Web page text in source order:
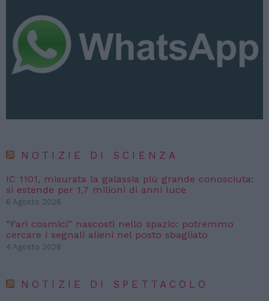
NOTIZIE DI SCIENZA
IC 1101, misurata la galassia più grande conosciuta:
si estende per 1,7 milioni di anni luce
6 Agosto 2026
“Fari cosmici” nascosti nello spazio: potremmo
cercare i segnali alieni nel posto sbagliato
4 Agosto 2026
NOTIZIE DI SPETTACOLO